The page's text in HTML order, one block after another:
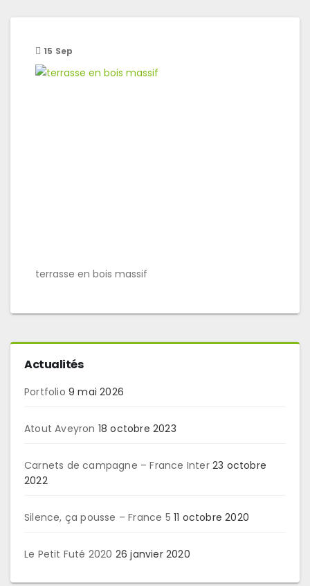
15 Sep
terrasse en bois massif
Actualités
Portfolio 9 mai 2026
Atout Aveyron 18 octobre 2023
Carnets de campagne – France Inter 23 octobre
2022
Silence, ça pousse – France 5 11 octobre 2020
Le Petit Futé 2020 26 janvier 2020